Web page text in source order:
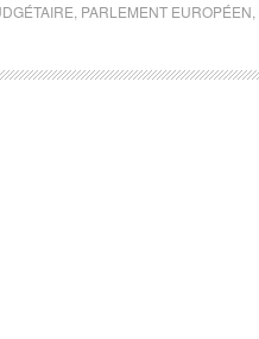
PARLEMENT EUROPÉEN